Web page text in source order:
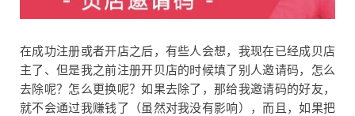
在成功注册或者开店之后，有些人会想，我现在已经成贝店
主了、但是我之前注册开贝店的时候填了别人邀请码，怎么
去除呢？怎么更换呢？如果去除了，那给我邀请码的好友，
就不会通过我赚钱了（虽然对我没有影响），而且，如果把